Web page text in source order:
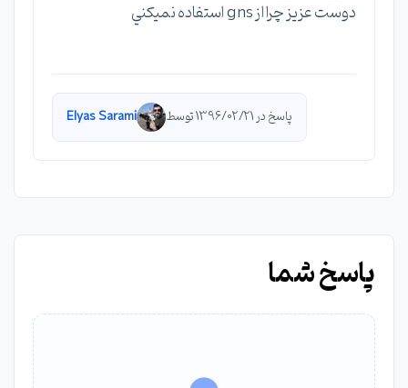
دوست عزيز چرا از gns استفاده نميكني
پاسخ در 1396/02/21 توسط Elyas Sarami
پاسخ شما